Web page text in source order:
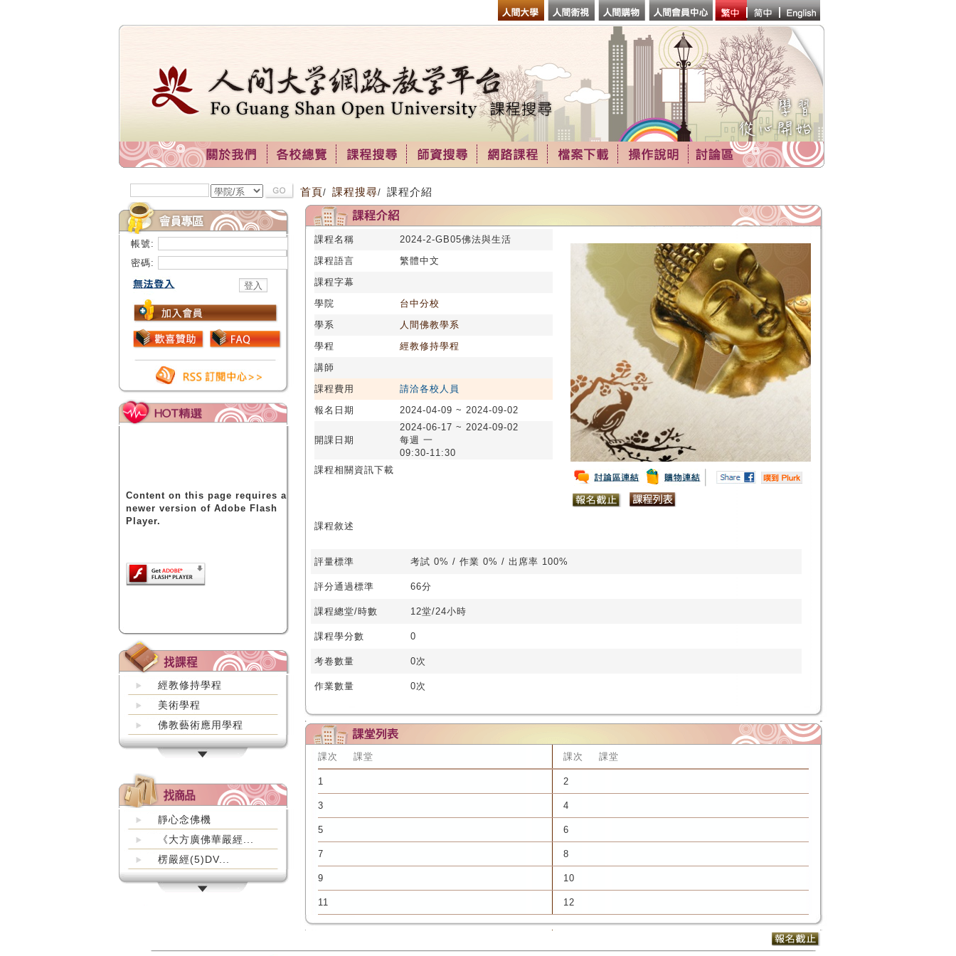
帳號:
密碼:
Content on this page requires a
newer version of Adobe Flash
Player.
經教修持學程
美術學程
佛教藝術應用學程
靜心念佛機
《大方廣佛華嚴經...
楞嚴經(5)DV...
首頁/ 課程搜尋/ 課程介紹
課程名稱
2024-2-GB05佛法與生活
課程語言
繁體中文
課程字幕
學院
台中分校
學系
人間佛教學系
學程
經教修持學程
講師
課程費用
請洽各校人員
報名日期
2024-04-09 ~ 2024-09-02
開課日期
2024-06-17 ~ 2024-09-02
每週 一
09:30-11:30
課程相關資訊下載
課程敘述
評量標準 考試 0% / 作業 0% / 出席率 100%
評分通過標準 66分
課程總堂/時數 12堂/24小時
課程學分數 0
考卷數量 0次
作業數量 0次
課次 課堂 課次 課堂
1 2
3 4
5 6
7 8
9 10
11 12